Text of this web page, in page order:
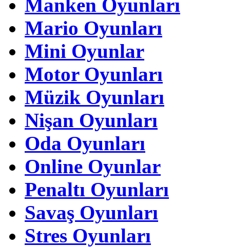
Manken Oyunları
Mario Oyunları
Mini Oyunlar
Motor Oyunları
Müzik Oyunları
Nişan Oyunları
Oda Oyunları
Online Oyunlar
Penaltı Oyunları
Savaş Oyunları
Stres Oyunları